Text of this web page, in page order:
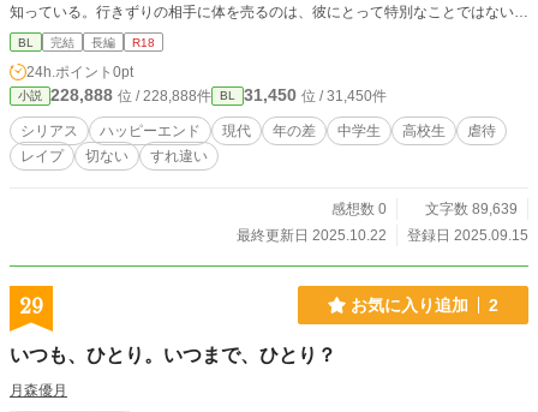
知っている。行きずりの相手に体を売るのは、彼にとって特別なことではない。
迅と寝たのも、数ある行為のうちの一つに過ぎない──はずだったのに。なぜ
か、彼が自分にとって特別な男だと思えてならない。 そして、冷たい雨の降
る夜に、二人は再び邂逅する。それぞれの思惑が交錯する中、徐々に絆を深めて
いくが…… 前作「逃避行~12の夏~」からの続きものになりますが、これ単
体でも読めるように書いたつもりです。よろしければ前作とあわせてどうぞ。一
応あらすじ→中一の夏、親友だった迅と碧は、碧を虐待する叔父を殺して逃げ
た。長い旅の果てに、碧は崖から身を投げて死ぬが、迅は後を追えず、後悔を残
BL 完結 長編 R18
24h.ポイント 0pt
小説 228,888 位 / 228,888件 BL 31,450 位 / 31,450件
シリアス ハッピーエンド 現代 年の差 中学生 高校生
虐待
レイプ
切ない すれ違い
感想数 0
文字数 89,639
最終更新日 2025.10.22
登録日 2025.09.15
29 お気に入り追加 2
いつも、ひとり。いつまで、ひとり？
月森優月